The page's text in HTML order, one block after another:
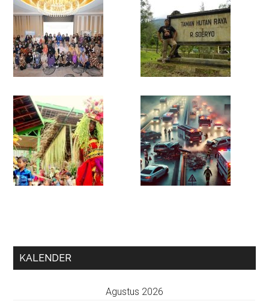
KALENDER
Agustus 2026